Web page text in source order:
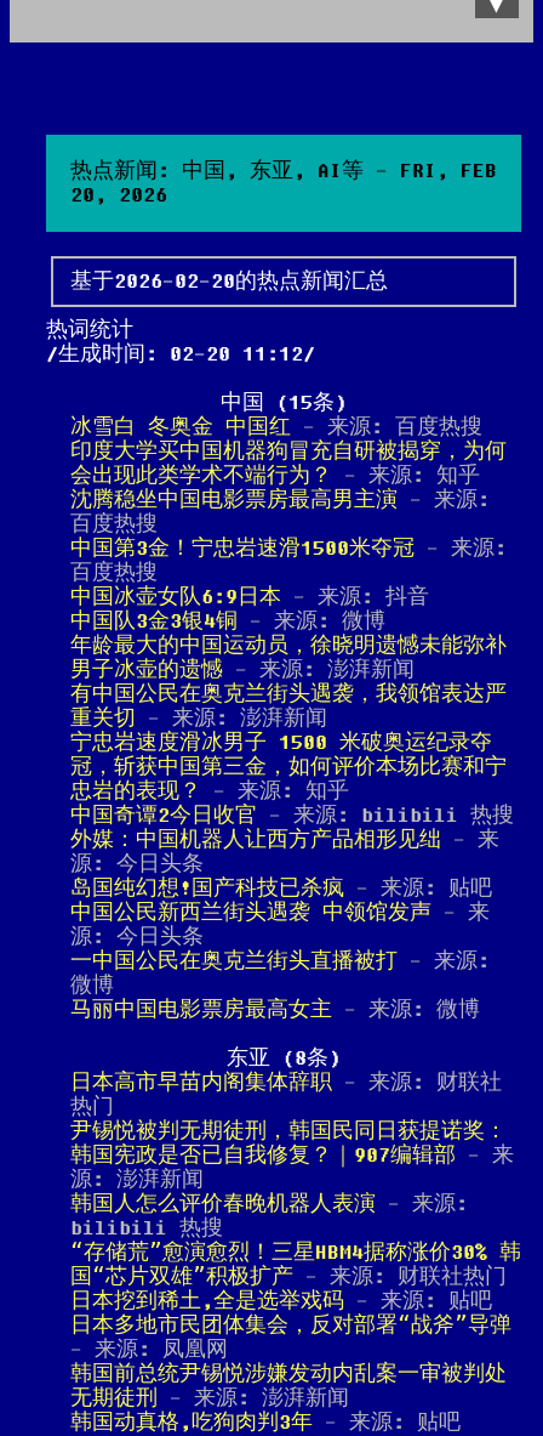
热点新闻: 中国, 东亚, AI等 - FRI, FEB
20, 2026
基于2026-02-20的热点新闻汇总
热词统计
生成时间: 02-20 11:12
中国 (15条)
冰雪白 冬奥金 中国红 - 来源: 百度热搜
印度大学买中国机器狗冒充自研被揭穿，为何
会出现此类学术不端行为？
- 来源: 知乎
沈腾稳坐中国电影票房最高男主演 - 来源:
百度热搜
中国第3金！宁忠岩速滑1500米夺冠 - 来源:
百度热搜
中国冰壶女队6:9日本 - 来源: 抖音
中国队3金3银4铜 - 来源: 微博
年龄最大的中国运动员，徐晓明遗憾未能弥补
男子冰壶的遗憾 - 来源: 澎湃新闻
有中国公民在奥克兰街头遇袭，我领馆表达严
重关切
- 来源: 澎湃新闻
宁忠岩速度滑冰男子 1500 米破奥运纪录夺
冠，斩获中国第三金，如何评价本场比赛和宁
忠岩的表现？
- 来源: 知乎
中国奇谭2今日收官 - 来源: bilibili 热搜
外媒：中国机器人让西方产品相形见绌 - 来
源: 今日头条
岛国纯幻想!国产科技已杀疯 - 来源: 贴吧
中国公民新西兰街头遇袭 中领馆发声 - 来
源: 今日头条
一中国公民在奥克兰街头直播被打 - 来源:
微博
马丽中国电影票房最高女主 - 来源: 微博
东亚 (8条)
日本高市早苗内阁集体辞职 - 来源: 财联社
热门
尹锡悦被判无期徒刑，韩国民同日获提诺奖：
韩国宪政是否已自我修复？｜907编辑部 - 来
源: 澎湃新闻
韩国人怎么评价春晚机器人表演 - 来源:
bilibili 热搜
“存储荒”愈演愈烈！三星HBM4据称涨价30% 韩
国“芯片双雄”积极扩产 - 来源: 财联社热门
日本挖到稀土,全是选举戏码 - 来源: 贴吧
日本多地市民团体集会，反对部署“战斧”导弹
- 来源: 凤凰网
韩国前总统尹锡悦涉嫌发动内乱案一审被判处
无期徒刑
- 来源: 澎湃新闻
韩国动真格,吃狗肉判3年 - 来源: 贴吧